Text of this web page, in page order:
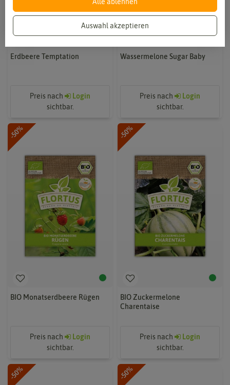
Erdbeere Temptation
Preis nach
Login
sichtbar.
Wassermelone Sugar Baby
Preis nach
Login
sichtbar.
-50%
BIO Monatserdbeere Rügen
Preis nach
Login
sichtbar.
-50%
BIO Zuckermelone
Charentaise
Preis nach
Login
sichtbar.
-50% -50%
Auswahl akzeptieren